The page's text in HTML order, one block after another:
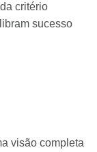
critério
sucesso
visão completa